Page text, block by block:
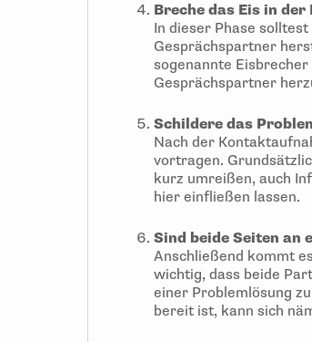
Breche das Eis in
In dieser Phase
Gesprächspartner
sogenannte
Gesprächspartner
Schildere das
Nach der
vortragen.
kurz umreißen, auch
hier einfließen lassen.
Sind beide Seiten an
Anschließend kommt
wichtig, dass beide
einer Problemlösung
bereit ist, kann sich